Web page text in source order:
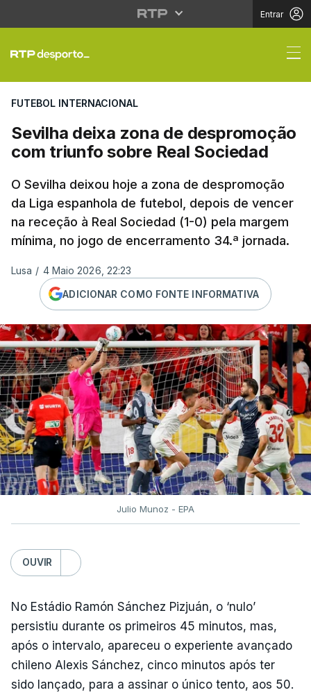
Entrar
Sevilha deixa zona
FUTEBOL INTERNACIONAL
Sevilha deixa zona de despromoção
com triunfo sobre Real Sociedad
O Sevilha deixou hoje a zona de despromoção
da Liga espanhola de futebol, depois de vencer
na receção à Real Sociedad (1-0) pela margem
mínima, no jogo de encerramento 34.ª jornada.
Lusa / 4 Maio 2026, 22:23
ADICIONAR COMO FONTE INFORMATIVA
Julio Munoz - EPA
OUVIR
No Estádio Ramón Sánchez Pizjuán, o ‘nulo’
persistiu durante os primeiros 45 minutos, mas,
após o intervalo, apareceu o experiente avançado
chileno Alexis Sánchez, cinco minutos após ter
sido lançado, para a assinar o único tento, aos 50.